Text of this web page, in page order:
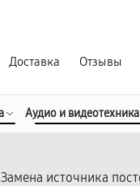
Доставка Отзывы
Аудио и видеотехника
Замена источника